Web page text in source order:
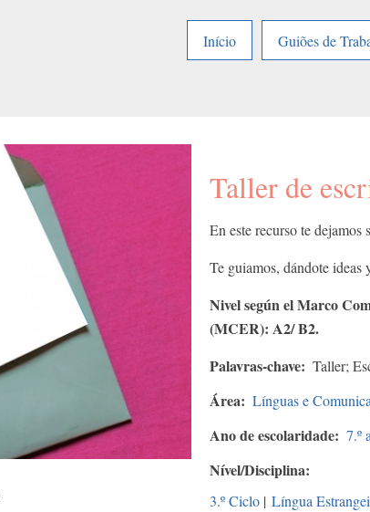
Início
Guiões de
Taller de
En este recurso te dejamos
Te guiamos, dándote ideas
Nivel según el Marco
(MCER): A2/ B2.
Palavras-chave
Taller;
Área Línguas e
Ano de escolaridade 7.º
Nível/Disciplina
3.º Ciclo | Língua